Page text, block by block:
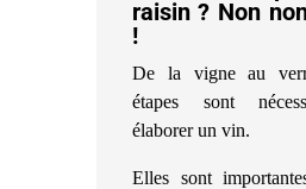
raisin ? Non
!
De la vigne au
étapes sont
élaborer un vin.
Elles sont